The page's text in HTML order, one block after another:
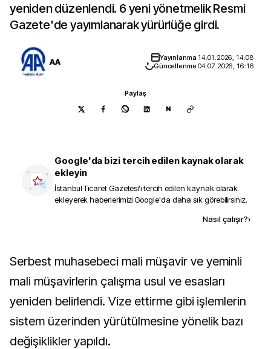
yeniden düzenlendi. 6 yeni yönetmelik Resmi
Gazete'de yayımlanarak yürürlüğe girdi.
AA Yayınlanma 14.01.2026, 14:08
Güncellenme04.07.2026, 16:16
Paylaş
N
Google'da bizi tercih edilen kaynak olarak
ekleyin
İstanbul Ticaret Gazetesi'i tercih edilen kaynak olarak
ekleyerek haberlerimizi Google'da daha sık görebilirsiniz.
Nasıl çalışır?›
Serbest muhasebeci mali müşavir ve yeminli
mali müşavirlerin çalışma usul ve esasları
yeniden belirlendi. Vize ettirme gibi işlemlerin
sistem üzerinden yürütülmesine yönelik bazı
değişiklikler yapıldı.